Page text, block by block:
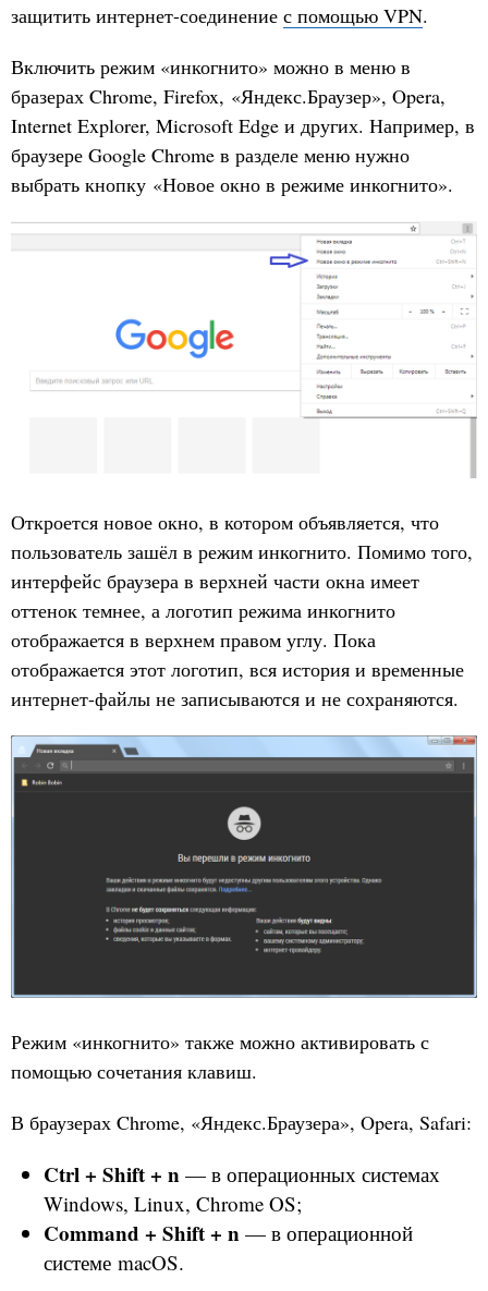
защитить интернет-соединение с помощью VPN.
Включить режим «инкогнито» можно в меню в
бразерах Chrome, Firefox, «Яндекс.Браузер», Opera,
Internet Explorer, Microsoft Edge и других. Например, в
браузере Google Chrome в разделе меню нужно
выбрать кнопку «Новое окно в режиме инкогнито».
Откроется новое окно, в котором объявляется, что
пользователь зашёл в режим инкогнито. Помимо того,
интерфейс браузера в верхней части окна имеет
оттенок темнее, а логотип режима инкогнито
отображается в верхнем правом углу. Пока
отображается этот логотип, вся история и временные
интернет-файлы не записываются и не сохраняются.
Режим «инкогнито» также можно активировать с
помощью сочетания клавиш.
В браузерах Chrome, «Яндекс.Браузера», Opera, Safari:
Ctrl + Shift + n — в операционных системах
Windows, Linux, Chrome OS;
Command + Shift + n — в операционной
системе macOS.